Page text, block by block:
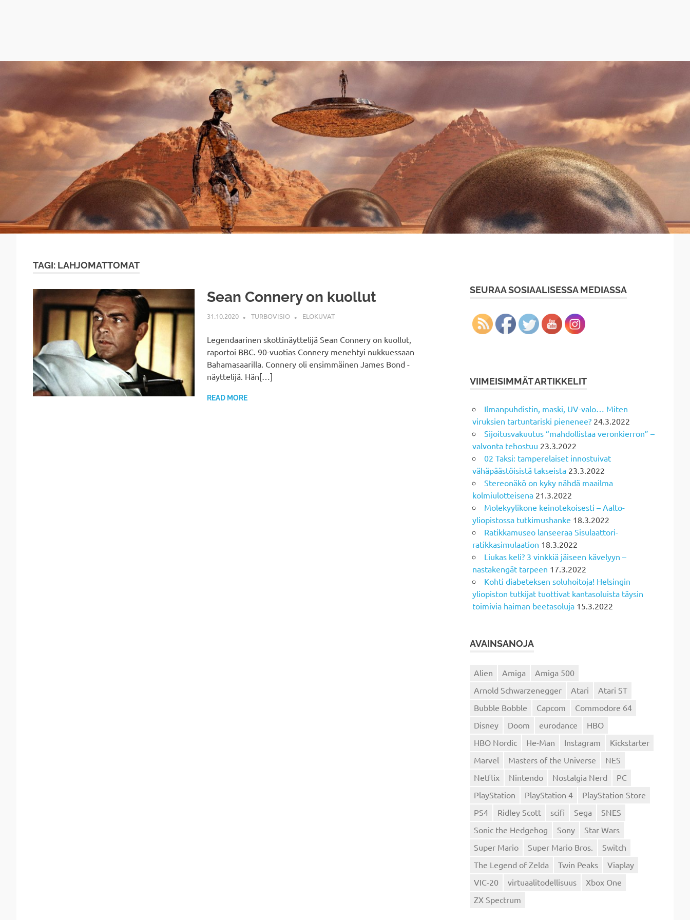
TAGI: LAHJOMATTOMAT
Sean Connery on kuollut
31.10.2020 TURBOVISIO ELOKUVAT
Legendaarinen skottinäyttelijä Sean Connery on kuollut,
raportoi BBC. 90-vuotias Connery menehtyi nukkuessaan
Bahamasaarilla. Connery oli ensimmäinen James Bond -
näyttelijä. Hän[…]
READ MORE
SEURAA SOSIAALISESSA MEDIASSA
VIIMEISIMMÄT ARTIKKELIT
Ilmanpuhdistin, maski, UV-valo… Miten
viruksien tartuntariski pienenee? 24.3.2022
Sijoitusvakuutus “mahdollistaa veronkierron” –
valvonta tehostuu 23.3.2022
02 Taksi: tamperelaiset innostuivat
vähäpäästöisistä takseista 23.3.2022
Stereonäkö on kyky nähdä maailma
kolmiulotteisena 21.3.2022
Molekyylikone keinotekoisesti – Aalto-
yliopistossa tutkimushanke 18.3.2022
Ratikkamuseo lanseeraa Sisulaattori-
ratikkasimulaation 18.3.2022
Liukas keli? 3 vinkkiä jäiseen kävelyyn –
nastakengät tarpeen 17.3.2022
Kohti diabeteksen soluhoitoja! Helsingin
yliopiston tutkijat tuottivat kantasoluista täysin
toimivia haiman beetasoluja 15.3.2022
AVAINSANOJA
Alien Amiga
Amiga 500
Arnold Schwarzenegger
Atari
Atari ST
Bubble Bobble
Capcom
Commodore 64
Disney
Doom eurodance
HBO
HBO Nordic
He-Man Instagram
Kickstarter
Marvel
Masters of the Universe
NES
Netflix
Nintendo Nostalgia Nerd
PC
PlayStation
PlayStation 4
PlayStation Store
PS4
Ridley Scott scifi Sega
SNES
Sonic the Hedgehog
Sony
Star Wars
Super Mario
Super Mario Bros.
Switch
The Legend of Zelda
Twin Peaks
Viaplay
VIC-20
virtuaalitodellisuus
Xbox One
ZX Spectrum